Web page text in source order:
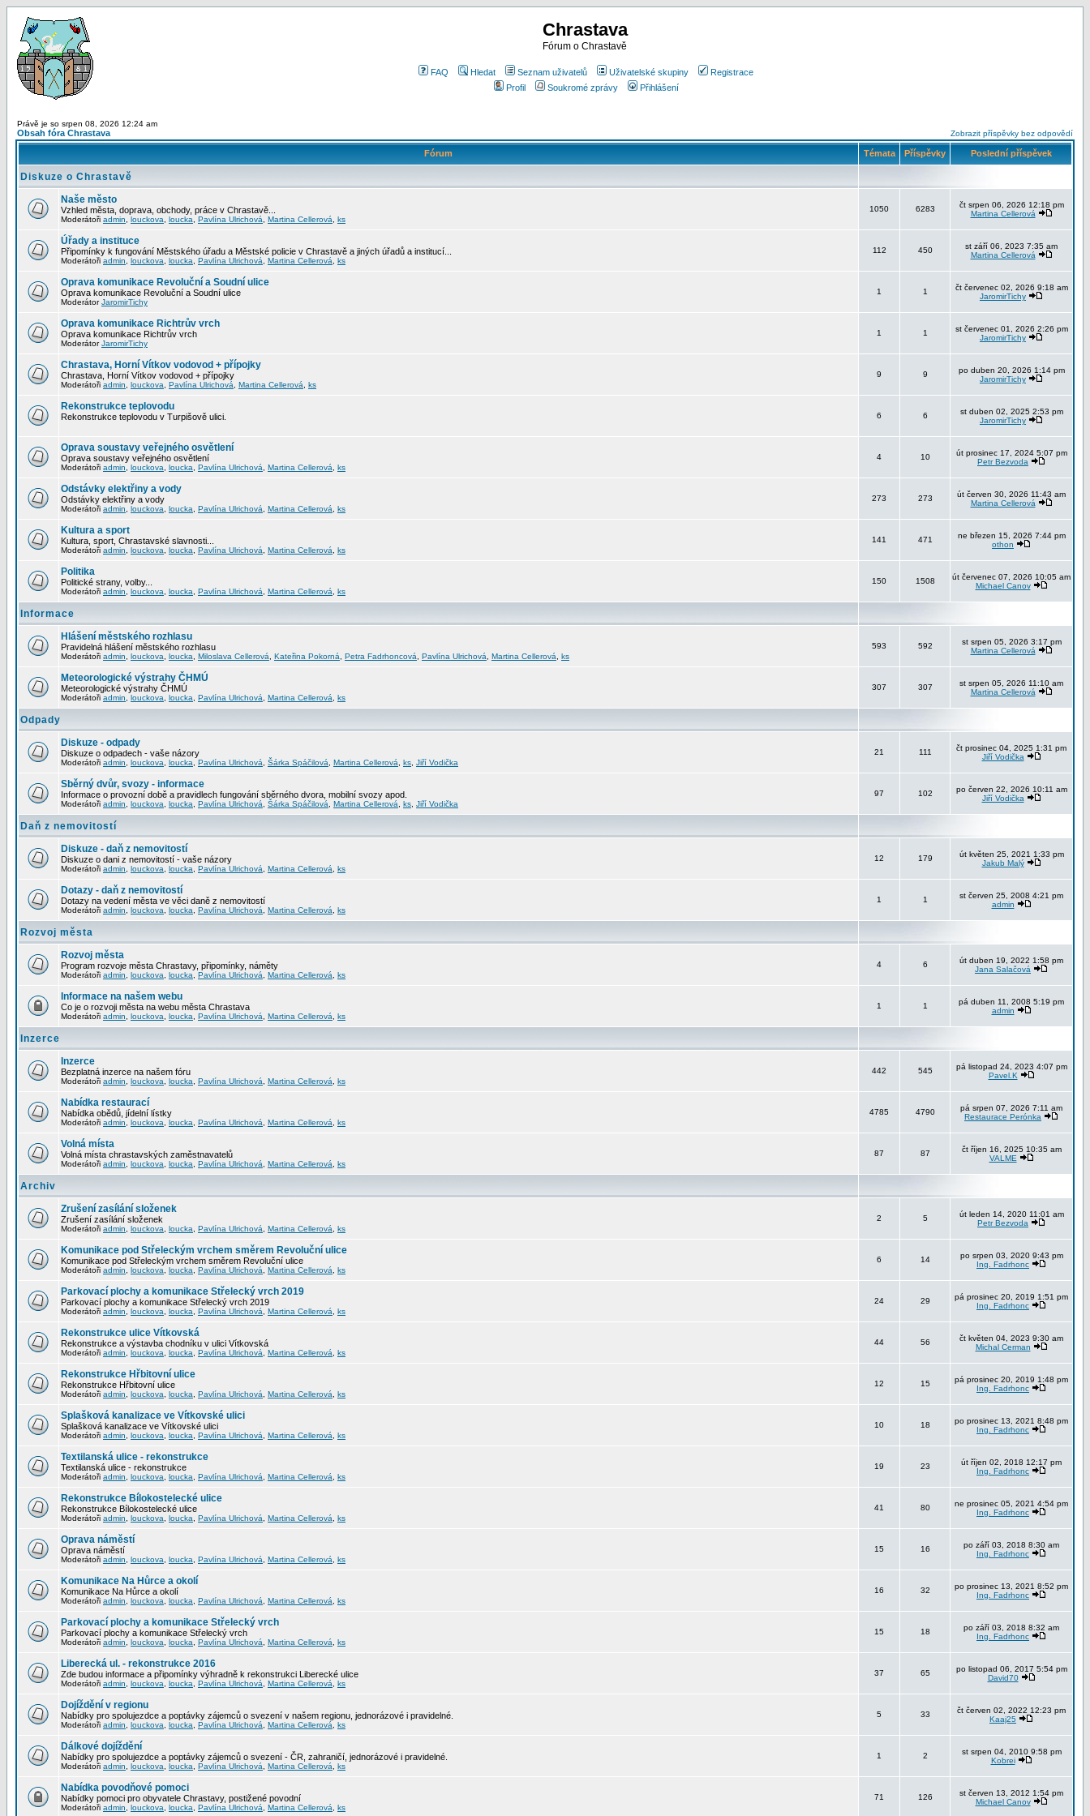
Chrastava
Fórum o Chrastavě
FAQ Hledat Seznam uživatelů Uživatelské skupiny
Registrace
Profil
Soukromé zprávy Přihlášení
Právě je so srpen 08, 2026 12:24 am
Obsah fóra Chrastava Zobrazit příspěvky bez odpovědí
Fórum Témata Příspěvky Poslední příspěvek
Diskuze o Chrastavě
Naše město
Vzhled města, doprava, obchody, práce v Chrastavě...
Moderátoři admin louckova loucka Pavlína Ulrichová Martina Cellerová ks
1050 6283
čt srpen 06, 2026 12:18 pm
Martina Cellerová
Úřady a instituce
Připomínky k fungování Městského úřadu a Městské policie v Chrastavě a jiných úřadů a institucí...
Moderátoři admin louckova loucka Pavlína Ulrichová Martina Cellerová ks
112 450
st září 06, 2023 7:35 am
Martina Cellerová
Oprava komunikace Revoluční a Soudní ulice
Oprava komunikace Revoluční a Soudní ulice
ModerátorJaromirTichy
1 1
čt červenec 02, 2026 9:18 am
JaromirTichy
Oprava komunikace Richtrův vrch
Oprava komunikace Richtrův vrch
ModerátorJaromirTichy
1 1
st červenec 01, 2026 2:26 pm
JaromirTichy
Chrastava, Horní Vítkov vodovod + přípojky
Chrastava, Horní Vítkov vodovod + přípojky
Moderátoři admin louckova Pavlína Ulrichová Martina Cellerová ks
9 9
po duben 20, 2026 1:14 pm
JaromirTichy
Rekonstrukce teplovodu
Rekonstrukce teplovodu v Turpišově ulici. 6 6
st duben 02, 2025 2:53 pm
JaromirTichy
Oprava soustavy veřejného osvětlení
Oprava soustavy veřejného osvětlení
Moderátoři admin louckova loucka Pavlína Ulrichová Martina Cellerová ks
4 10
út prosinec 17, 2024 5:07 pm
Petr Bezvoda
Odstávky elektřiny a vody
Odstávky elektřiny a vody
Moderátoři admin louckova loucka Pavlína Ulrichová Martina Cellerová ks
273 273
út červen 30, 2026 11:43 am
Martina Cellerová
Kultura a sport
Kultura, sport, Chrastavské slavnosti...
Moderátoři admin louckova loucka Pavlína Ulrichová Martina Cellerová ks
141 471
ne březen 15, 2026 7:44 pm
othon
Politika
Politické strany, volby...
Moderátoři admin louckova loucka Pavlína Ulrichová Martina Cellerová ks
150 1508
út červenec 07, 2026 10:05 am
Michael Canov
Informace
Hlášení městského rozhlasu
Pravidelná hlášení městského rozhlasu
Moderátoři admin louckova loucka Miloslava Cellerová Kateřina Pokorná Petra Fadrhoncová Pavlína Ulrichová Martina Cellerová ks
593 592
st srpen 05, 2026 3:17 pm
Martina Cellerová
Meteorologické výstrahy ČHMÚ
Meteorologické výstrahy ČHMÚ
Moderátoři admin louckova loucka Pavlína Ulrichová Martina Cellerová ks
307 307
st srpen 05, 2026 11:10 am
Martina Cellerová
Odpady
Diskuze - odpady
Diskuze o odpadech - vaše názory
Moderátoři admin louckova loucka Pavlína Ulrichová Šárka Spáčilová Martina Cellerová ks Jiří Vodička
21 111
čt prosinec 04, 2025 1:31 pm
Jiří Vodička
Sběrný dvůr, svozy - informace
Informace o provozní době a pravidlech fungování sběrného dvora, mobilní svozy apod.
Moderátoři admin louckova loucka Pavlína Ulrichová Šárka Spáčilová Martina Cellerová ks Jiří Vodička
97 102
po červen 22, 2026 10:11 am
Jiří Vodička
Daň z nemovitostí
Diskuze - daň z nemovitostí
Diskuze o dani z nemovitostí - vaše názory
Moderátoři admin louckova loucka Pavlína Ulrichová Martina Cellerová ks
12 179
út květen 25, 2021 1:33 pm
Jakub Malý
Dotazy - daň z nemovitostí
Dotazy na vedení města ve věci daně z nemovitostí
Moderátoři admin louckova loucka Pavlína Ulrichová Martina Cellerová ks
1 1
st červen 25, 2008 4:21 pm
admin
Rozvoj města
Rozvoj města
Program rozvoje města Chrastavy, připomínky, náměty
Moderátoři admin louckova loucka Pavlína Ulrichová Martina Cellerová ks
4 6
út duben 19, 2022 1:58 pm
Jana Salačová
Informace na našem webu
Co je o rozvoji města na webu města Chrastava
Moderátoři admin louckova loucka Pavlína Ulrichová Martina Cellerová ks
1 1
pá duben 11, 2008 5:19 pm
admin
Inzerce
Inzerce
Bezplatná inzerce na našem fóru
Moderátoři admin louckova loucka Pavlína Ulrichová Martina Cellerová ks
442 545
pá listopad 24, 2023 4:07 pm
Pavel.K
Nabídka restaurací
Nabídka obědů, jídelní lístky
Moderátoři admin louckova loucka Pavlína Ulrichová Martina Cellerová ks
4785 4790
pá srpen 07, 2026 7:11 am
Restaurace Perónka
Volná místa
Volná místa chrastavských zaměstnavatelů
Moderátoři admin louckova loucka Pavlína Ulrichová Martina Cellerová ks
87 87
čt říjen 16, 2025 10:35 am
VALME
Archiv
Zrušení zasílání složenek
Zrušení zasílání složenek
Moderátoři admin louckova loucka Pavlína Ulrichová Martina Cellerová ks
2 5
út leden 14, 2020 11:01 am
Petr Bezvoda
Komunikace pod Střeleckým vrchem směrem Revoluční ulice
Komunikace pod Střeleckým vrchem směrem Revoluční ulice
Moderátoři admin louckova loucka Pavlína Ulrichová Martina Cellerová ks
6 14
po srpen 03, 2020 9:43 pm
Ing. Fadrhonc
Parkovací plochy a komunikace Střelecký vrch 2019
Parkovací plochy a komunikace Střelecký vrch 2019
Moderátoři admin louckova loucka Pavlína Ulrichová Martina Cellerová ks
24 29
pá prosinec 20, 2019 1:51 pm
Ing. Fadrhonc
Rekonstrukce ulice Vítkovská
Rekonstrukce a výstavba chodníku v ulici Vítkovská
Moderátoři admin louckova loucka Pavlína Ulrichová Martina Cellerová ks
44 56
čt květen 04, 2023 9:30 am
Michal Cerman
Rekonstrukce Hřbitovní ulice
Rekonstrukce Hřbitovní ulice
Moderátoři admin louckova loucka Pavlína Ulrichová Martina Cellerová ks
12 15
pá prosinec 20, 2019 1:48 pm
Ing. Fadrhonc
Splašková kanalizace ve Vítkovské ulici
Splašková kanalizace ve Vítkovské ulici
Moderátoři admin louckova loucka Pavlína Ulrichová Martina Cellerová ks
10 18
po prosinec 13, 2021 8:48 pm
Ing. Fadrhonc
Textilanská ulice - rekonstrukce
Textilanská ulice - rekonstrukce
Moderátoři admin louckova loucka Pavlína Ulrichová Martina Cellerová ks
19 23
út říjen 02, 2018 12:17 pm
Ing. Fadrhonc
Rekonstrukce Bílokostelecké ulice
Rekonstrukce Bílokostelecké ulice
Moderátoři admin louckova loucka Pavlína Ulrichová Martina Cellerová ks
41 80
ne prosinec 05, 2021 4:54 pm
Ing. Fadrhonc
Oprava náměstí
Oprava náměstí
Moderátoři admin louckova loucka Pavlína Ulrichová Martina Cellerová ks
15 16
po září 03, 2018 8:30 am
Ing. Fadrhonc
Komunikace Na Hůrce a okolí
Komunikace Na Hůrce a okolí
Moderátoři admin louckova loucka Pavlína Ulrichová Martina Cellerová ks
16 32
po prosinec 13, 2021 8:52 pm
Ing. Fadrhonc
Parkovací plochy a komunikace Střelecký vrch
Parkovací plochy a komunikace Střelecký vrch
Moderátoři admin louckova loucka Pavlína Ulrichová Martina Cellerová ks
15 18
po září 03, 2018 8:32 am
Ing. Fadrhonc
Liberecká ul. - rekonstrukce 2016
Zde budou informace a připomínky výhradně k rekonstrukci Liberecké ulice
Moderátoři admin louckova loucka Pavlína Ulrichová Martina Cellerová ks
37 65
po listopad 06, 2017 5:54 pm
David70
Dojíždění v regionu
Nabídky pro spolujezdce a poptávky zájemců o svezení v našem regionu, jednorázové i pravidelné.
Moderátoři admin louckova loucka Pavlína Ulrichová Martina Cellerová ks
5 33
čt červen 02, 2022 12:23 pm
Kaaj25
Dálkové dojíždění
Nabídky pro spolujezdce a poptávky zájemců o svezení - ČR, zahraničí, jednorázové i pravidelné.
Moderátoři admin louckova loucka Pavlína Ulrichová Martina Cellerová ks
1 2
st srpen 04, 2010 9:58 pm
Kobrei
Nabídka povodňové pomoci
Nabídky pomoci pro obyvatele Chrastavy, postižené povodní
Moderátoři admin louckova loucka Pavlína Ulrichová Martina Cellerová ks
71 126
st červen 13, 2012 1:54 pm
Michael Canov